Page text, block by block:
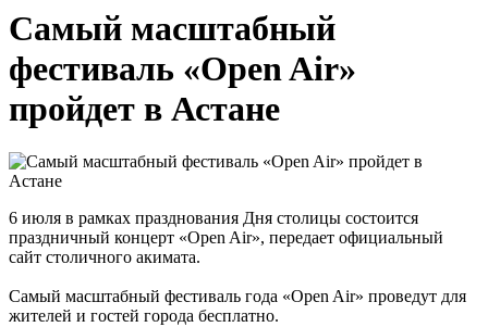
Самый масштабный
фестиваль «Open Air»
пройдет в Астане
6 июля в рамках празднования Дня столицы состоится
праздничный концерт «Open Air», передает официальный
сайт столичного акимата.
Самый масштабный фестиваль года «Open Air» проведут для
жителей и гостей города бесплатно.